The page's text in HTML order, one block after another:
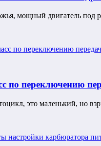
мощный двигатель
по переключению
это маленький, но